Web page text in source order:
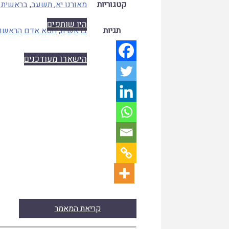
היו שותפים
הישארו מעודכנים
קטגוריות מאורנו יא, תשעב,
תגיות בראשית,חטא אדם
קריאת המאמר